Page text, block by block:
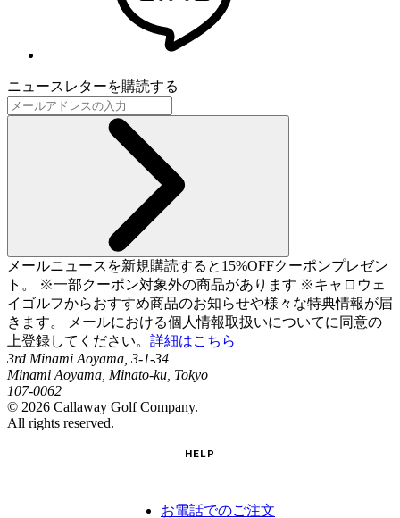
ニュースレターを購読する
メールニュースを新規購読すると15%OFFクーポンプレゼン
ト。 ※一部クーポン対象外の商品があります ※キャロウェ
イゴルフからおすすめ商品のお知らせや様々な特典情報が届
きます。 メールにおける個人情報取扱いについてに同意の
上登録してください。 詳細はこちら
3rd Minami Aoyama, 3-1-34
Minami Aoyama, Minato-ku, Tokyo
107-0062
© 2026 Callaway Golf Company.
All rights reserved.
HELP
お電話でのご注文